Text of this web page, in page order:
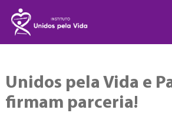
Unidos pela Vida e
firmam parceria!